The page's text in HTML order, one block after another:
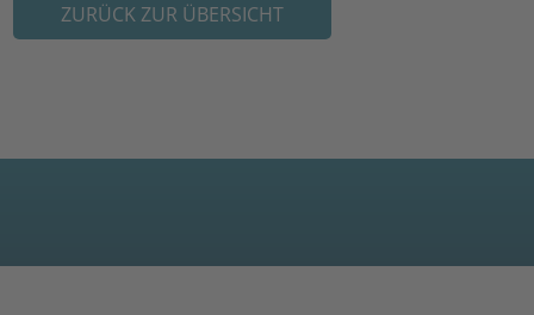
ZURÜCK ZUR ÜBERSICHT